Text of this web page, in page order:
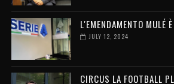
L'EMENDAMENTO MULÉ
JULY 12, 2024
CIRCUS LA FOOTBALL